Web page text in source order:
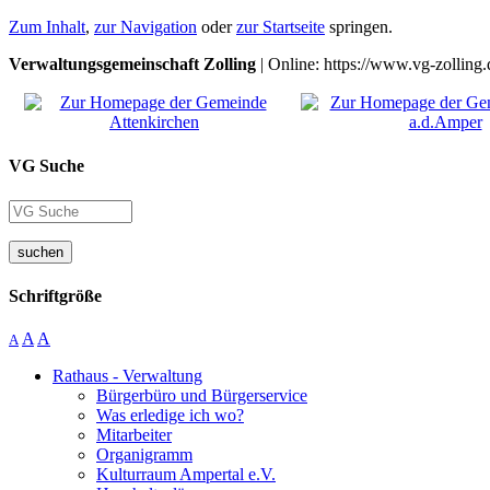
Zum Inhalt, zur Navigation oderzur Startseite springen.
Verwaltungsgemeinschaft Zolling | Online: https://www.vg-
VG Suche
suchen
Schriftgröße
A A A
Rathaus - Verwaltung
Bürgerbüro und Bürgerservice
Was erledige ich wo?
Mitarbeiter
Organigramm
Kulturraum Ampertal e.V.